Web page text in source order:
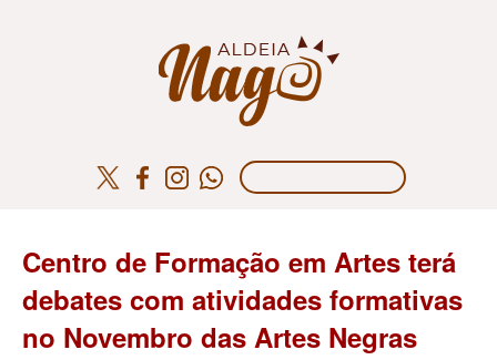
Centro de Formação em Artes terá
debates com atividades formativas
no Novembro das Artes Negras